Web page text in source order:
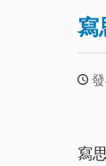
寫
寫